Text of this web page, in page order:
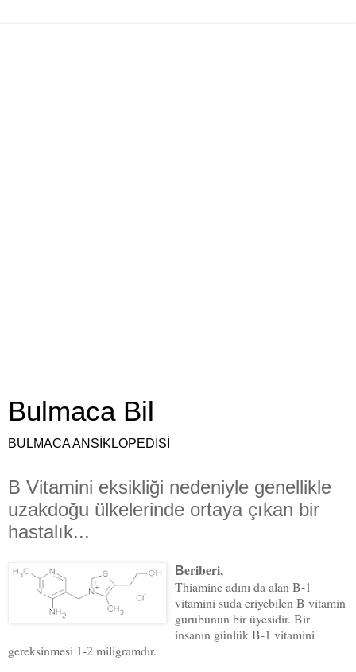
Bulmaca Bil
BULMACA ANSİKLOPEDİSİ
B Vitamini eksikliği nedeniyle genellikle
uzakdoğu ülkelerinde ortaya çıkan bir
hastalık...
Beriberi,
Thiamineadını da alan B-1
vitamini suda eriyebilen B vitamin
gurubunun bir üyesidir. Bir
insanın günlük B-1 vitamini
gereksinmesi 1-2 miligram­dır.